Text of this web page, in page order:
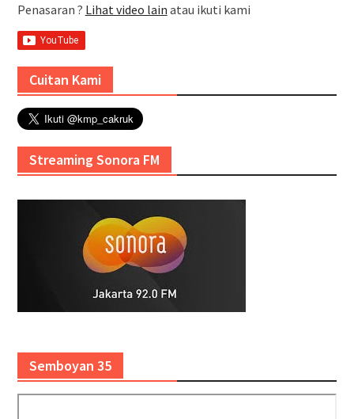
Penasaran ? Lihat video lain atau ikuti kami
Cuitan Kami
Streaming Sonora FM
Semboyan 35